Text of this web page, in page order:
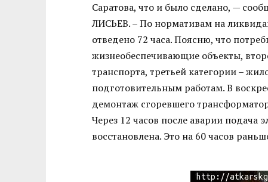
Саратова, что и было сделано, —
ЛИСЬЕВ. – По нормативам на
отведено 72 часа. Поясню, что
жизнеобеспечивающие объекты,
транспорта, третьей категории –
подготовительным работам. В
демонтаж сгоревшего
Через 12 часов после аварии подача
восстановлена. Это на 60 часов